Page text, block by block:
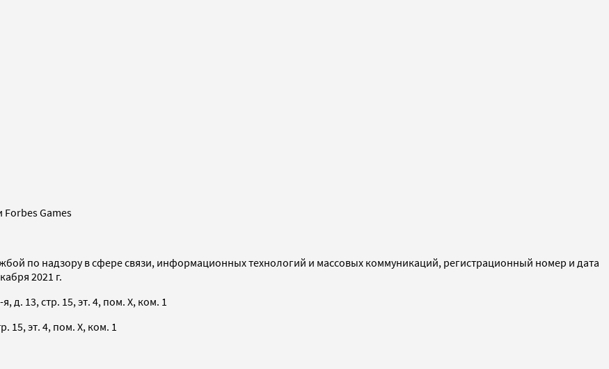
Forbes Games
по надзору в сфере связи, информационных технологий и массовых коммуникаций, регистрационный номер и дата
2021 г.
д. 13, стр. 15, эт. 4, пом. X, ком. 1
15, эт. 4, пом. X, ком. 1